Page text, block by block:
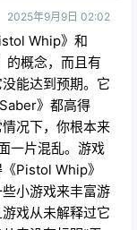
2025年9月9日 02:02
Whip》和
的概念，而且有
能达到预期。它
》都高得
况下，你根本来
一片混乱。游戏
Pistol Whip》
小游戏来丰富游
戏从未解释过它